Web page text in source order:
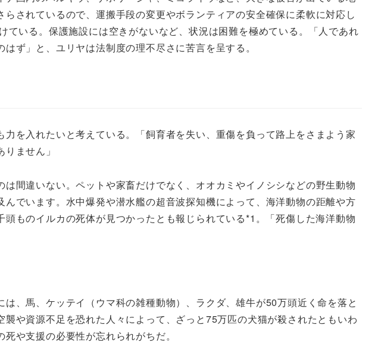
されているので、運搬手段の変更やボランティアの安全確保に柔軟に対応し
いる。保護施設には空きがないなど、状況は困難を極めている。「人であれ
ず」と、ユリヤは法制度の理不尽さに苦言を呈する。
を入れたいと考えている。「飼育者を失い、重傷を負って路上をさまよう家
ません」
間違いない。ペットや家畜だけでなく、オオカミやイノシシなどの野生動物
でいます。水中爆発や潜水艦の超音波探知機によって、海洋動物の距離や方
ものイルカの死体が見つかったとも報じられている*1。「死傷した海洋動物
、馬、ケッテイ（ウマ科の雑種動物）、ラクダ、雄牛が50万頭近く命を落と
や資源不足を恐れた人々によって、ざっと75万匹の犬猫が殺されたともいわ
や支援の必要性が忘れられがちだ。